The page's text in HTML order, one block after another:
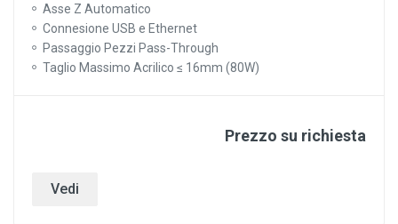
Asse Z Automatico
Connesione USB e Ethernet
Passaggio Pezzi Pass-Through
Taglio Massimo Acrilico ≤ 16mm (80W)
Prezzo su richiesta
Vedi